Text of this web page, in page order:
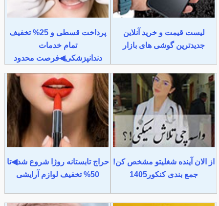
لیست قیمت و خرید آنلاین
جدیدترین گوشی های بازار
پرداخت قسطی و 25% تخفیف
تمام خدمات
دندانپزشکی◀فرصت محدود
از الان آینده شغلیتو مشخص کن!
جمع بندی کنکور1405
حراج تابستانه روژا شروع شد◀تا
50% تخفیف لوازم آرایشی